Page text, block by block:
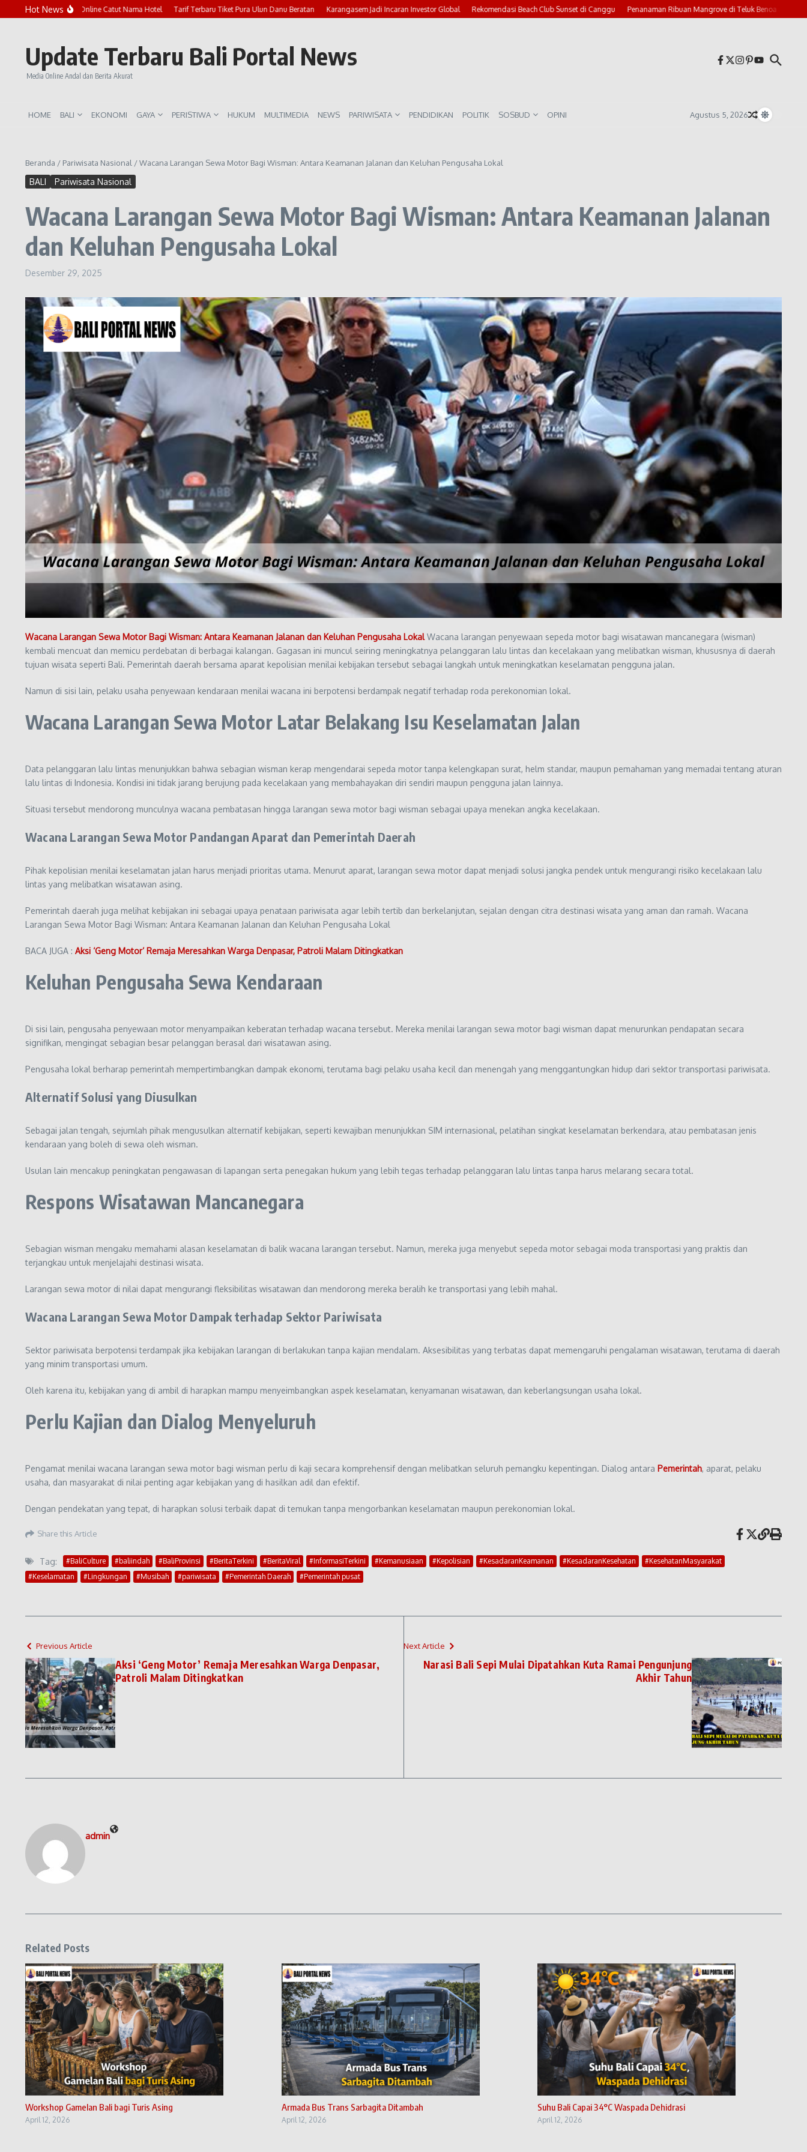
Lewati ke konten
Hot News
Marak Penipuan Online Catut Nama Hotel Tarif Terbaru Tiket Pura Ulun Danu Beratan Karangasem Jadi Incaran Investor Global Rekomendasi Beach Club Sunset di Canggu Penanaman Ribuan Mangrove di Teluk Benoa Bali
Update Terbaru Bali Portal News
Media Online Andal dan Berita Akurat
HOME BALI EKONOMI GAYA PERISTIWA HUKUM MULTIMEDIA NEWS PARIWISATA PENDIDIKAN POLITIK SOSBUD OPINI Agustus 5, 2026
Beranda / Pariwisata Nasional /Wacana Larangan Sewa Motor Bagi Wisman: Antara Keamanan Jalanan dan Keluhan Pengusaha Lokal
BALI Pariwisata Nasional
Wacana Larangan Sewa Motor Bagi Wisman: Antara Keamanan Jalanan
dan Keluhan Pengusaha Lokal
Desember 29, 2025
Wacana Larangan Sewa Motor Bagi Wisman: Antara Keamanan Jalanan dan Keluhan Pengusaha LokalWacana larangan penyewaan sepeda motor bagi wisatawan mancanegara (wisman)
kembali mencuat dan memicu perdebatan di berbagai kalangan. Gagasan ini muncul seiring meningkatnya pelanggaran lalu lintas dan kecelakaan yang melibatkan wisman, khususnya di daerah
tujuan wisata seperti Bali. Pemerintah daerah bersama aparat kepolisian menilai kebijakan tersebut sebagai langkah untuk meningkatkan keselamatan pengguna jalan.
Namun di sisi lain, pelaku usaha penyewaan kendaraan menilai wacana ini berpotensi berdampak negatif terhadap roda perekonomian lokal.
Wacana Larangan Sewa Motor Latar Belakang Isu Keselamatan Jalan
Data pelanggaran lalu lintas menunjukkan bahwa sebagian wisman kerap mengendarai sepeda motor tanpa kelengkapan surat, helm standar, maupun pemahaman yang memadai tentang aturan
lalu lintas di Indonesia. Kondisi ini tidak jarang berujung pada kecelakaan yang membahayakan diri sendiri maupun pengguna jalan lainnya.
Situasi tersebut mendorong munculnya wacana pembatasan hingga larangan sewa motor bagi wisman sebagai upaya menekan angka kecelakaan.
Wacana Larangan Sewa Motor Pandangan Aparat dan Pemerintah Daerah
Pihak kepolisian menilai keselamatan jalan harus menjadi prioritas utama. Menurut aparat, larangan sewa motor dapat menjadi solusi jangka pendek untuk mengurangi risiko kecelakaan lalu
lintas yang melibatkan wisatawan asing.
Pemerintah daerah juga melihat kebijakan ini sebagai upaya penataan pariwisata agar lebih tertib dan berkelanjutan, sejalan dengan citra destinasi wisata yang aman dan ramah. Wacana
Larangan Sewa Motor Bagi Wisman: Antara Keamanan Jalanan dan Keluhan Pengusaha Lokal
BACA JUGA : Aksi ‘Geng Motor’ Remaja Meresahkan Warga Denpasar, Patroli Malam Ditingkatkan
Keluhan Pengusaha Sewa Kendaraan
Di sisi lain, pengusaha penyewaan motor menyampaikan keberatan terhadap wacana tersebut. Mereka menilai larangan sewa motor bagi wisman dapat menurunkan pendapatan secara
signifikan, mengingat sebagian besar pelanggan berasal dari wisatawan asing.
Pengusaha lokal berharap pemerintah mempertimbangkan dampak ekonomi, terutama bagi pelaku usaha kecil dan menengah yang menggantungkan hidup dari sektor transportasi pariwisata.
Alternatif Solusi yang Diusulkan
Sebagai jalan tengah, sejumlah pihak mengusulkan alternatif kebijakan, seperti kewajiban menunjukkan SIM internasional, pelatihan singkat keselamatan berkendara, atau pembatasan jenis
kendaraan yang boleh di sewa oleh wisman.
Usulan lain mencakup peningkatan pengawasan di lapangan serta penegakan hukum yang lebih tegas terhadap pelanggaran lalu lintas tanpa harus melarang secara total.
Respons Wisatawan Mancanegara
Sebagian wisman mengaku memahami alasan keselamatan di balik wacana larangan tersebut. Namun, mereka juga menyebut sepeda motor sebagai moda transportasi yang praktis dan
terjangkau untuk menjelajahi destinasi wisata.
Larangan sewa motor di nilai dapat mengurangi fleksibilitas wisatawan dan mendorong mereka beralih ke transportasi yang lebih mahal.
Wacana Larangan Sewa Motor Dampak terhadap Sektor Pariwisata
Sektor pariwisata berpotensi terdampak jika kebijakan larangan di berlakukan tanpa kajian mendalam. Aksesibilitas yang terbatas dapat memengaruhi pengalaman wisatawan, terutama di daerah
yang minim transportasi umum.
Oleh karena itu, kebijakan yang di ambil di harapkan mampu menyeimbangkan aspek keselamatan, kenyamanan wisatawan, dan keberlangsungan usaha lokal.
Perlu Kajian dan Dialog Menyeluruh
Pengamat menilai wacana larangan sewa motor bagi wisman perlu di kaji secara komprehensif dengan melibatkan seluruh pemangku kepentingan. Dialog antara Pemerintah, aparat, pelaku
usaha, dan masyarakat di nilai penting agar kebijakan yang di hasilkan adil dan efektif.
Dengan pendekatan yang tepat, di harapkan solusi terbaik dapat di temukan tanpa mengorbankan keselamatan maupun perekonomian lokal.
Share this Article
Tag: #BaliCulture #baliindah #BaliProvinsi #BeritaTerkini #BeritaViral #InformasiTerkini #Kemanusiaan #Kepolisian #KesadaranKeamanan #KesadaranKesehatan
#KesehatanMasyarakat
#Keselamatan
#Lingkungan #Musibah #pariwisata #Pemerintah Daerah #Pemerintah pusat
Previous Article
Aksi ‘Geng Motor’ Remaja Meresahkan Warga Denpasar,
Patroli Malam Ditingkatkan
Next Article
Narasi Bali Sepi Mulai Dipatahkan Kuta Ramai Pengunjung
Akhir Tahun
admin
Related Posts
Workshop Gamelan Bali bagi Turis Asing
April 12, 2026
Armada Bus Trans Sarbagita Ditambah
April 12, 2026
Suhu Bali Capai 34°C Waspada Dehidrasi
April 12, 2026